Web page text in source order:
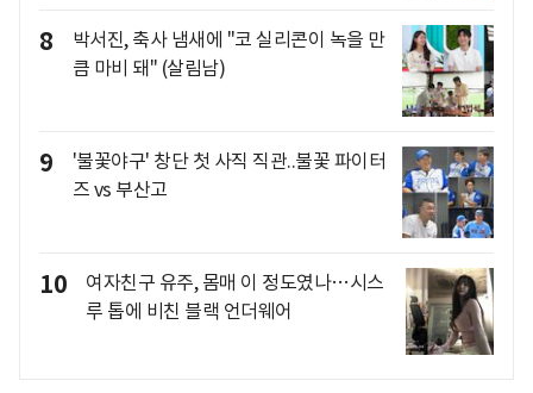
8
박서진, 축사 냄새에 "코 실리콘이 녹을 만
큼 마비 돼" (살림남)
9
'불꽃야구' 창단 첫 사직 직관..불꽃 파이터
즈 vs 부산고
10
여자친구 유주, 몸매 이 정도였나…시스
루 톱에 비친 블랙 언더웨어